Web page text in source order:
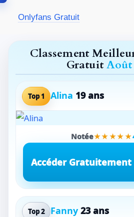
Onlyfans Gratuit
Classement
Gratuit Août
Top 1 Alina 19 ans
Notée★★★★★
Accéder Gratuitement
Top 2 Fanny 23 ans